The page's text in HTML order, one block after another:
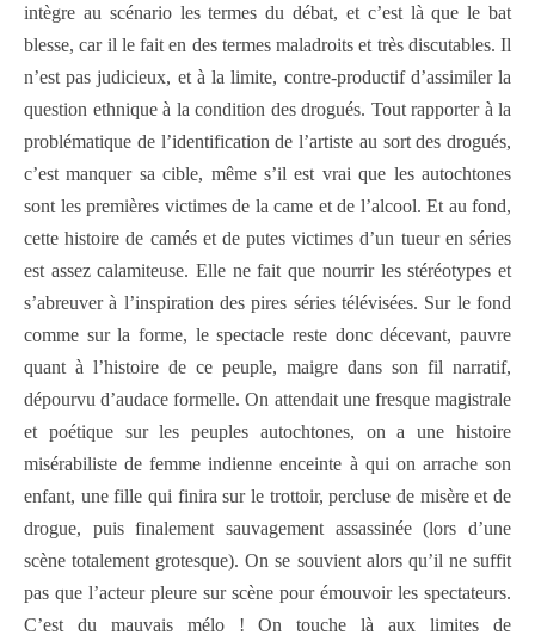
intègre au scénario les termes du débat, et c’est là que le bat
blesse, car il le fait en des termes maladroits et très discutables. Il
n’est pas judicieux, et à la limite, contre-productif d’assimiler la
question ethnique à la condition des drogués. Tout rapporter à la
problématique de l’identification de l’artiste au sort des drogués,
c’est manquer sa cible, même s’il est vrai que les autochtones
sont les premières victimes de la came et de l’alcool. Et au fond,
cette histoire de camés et de putes victimes d’un tueur en séries
est assez calamiteuse. Elle ne fait que nourrir les stéréotypes et
s’abreuver à l’inspiration des pires séries télévisées. Sur le fond
comme sur la forme, le spectacle reste donc décevant, pauvre
quant à l’histoire de ce peuple, maigre dans son fil narratif,
dépourvu d’audace formelle. On attendait une fresque magistrale
et poétique sur les peuples autochtones, on a une histoire
misérabiliste de femme indienne enceinte à qui on arrache son
enfant, une fille qui finira sur le trottoir, percluse de misère et de
drogue, puis finalement sauvagement assassinée (lors d’une
scène totalement grotesque). On se souvient alors qu’il ne suffit
pas que l’acteur pleure sur scène pour émouvoir les spectateurs.
C’est du mauvais mélo ! On touche là aux limites de